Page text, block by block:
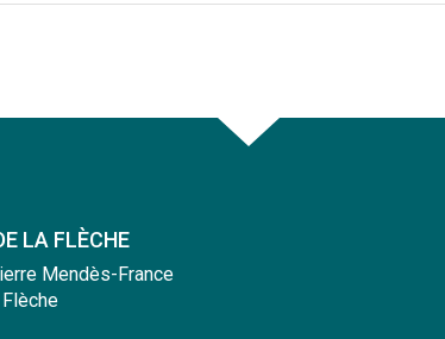
LA FLÈCHE
Mendès-France